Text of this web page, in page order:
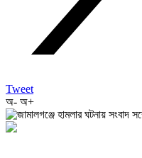
Tweet
অ- অ+